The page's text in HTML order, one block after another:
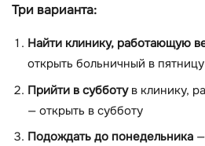
Три варианта:
Найти клинику, работающую
открыть больничный в пятницу
Прийти в субботув клинику,
— открыть в субботу
Подождать до понедельника